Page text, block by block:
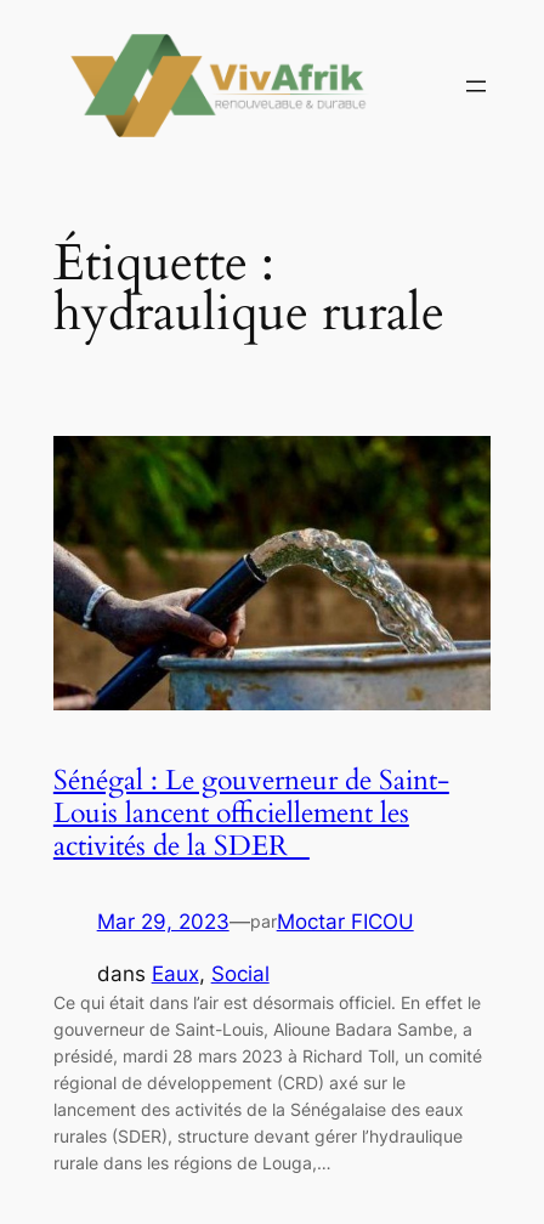
contenu
Étiquette :
hydraulique rurale
Sénégal : Le gouverneur de Saint-
Louis lancent officiellement les
activités de la SDER
Mar 29, 2023—parMoctar FICOU
dans Eaux, Social
Ce qui était dans l’air est désormais officiel. En effet le
gouverneur de Saint-Louis, Alioune Badara Sambe, a
présidé, mardi 28 mars 2023 à Richard Toll, un comité
régional de développement (CRD) axé sur le
lancement des activités de la Sénégalaise des eaux
rurales (SDER), structure devant gérer l’hydraulique
rurale dans les régions de Louga,…